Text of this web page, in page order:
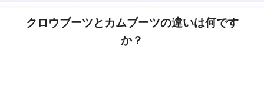
クロウブーツとカムブーツの違いは何です
か？